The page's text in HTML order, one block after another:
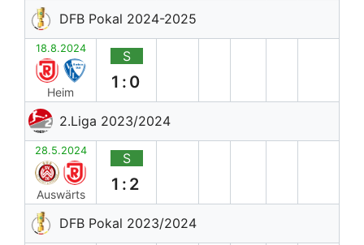
DFB Pokal 2024-2025
18.8.2024
Heim
S
1:0
2.Liga 2023/2024
28.5.2024
Auswärts
S
1:2
DFB Pokal 2023/2024